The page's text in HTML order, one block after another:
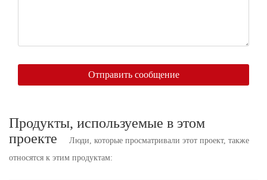
Отправить сообщение
Продукты, используемые в этом
проекте
Люди, которые просматривали этот проект, также
относятся к этим продуктам: